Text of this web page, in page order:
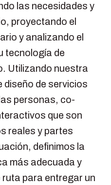
las necesidades y
proyectando el
y analizando el
tecnología de
Utilizando nuestra
diseño de servicios
personas, co-
que son
reales y partes
definimos la
más adecuada y
para entregar un